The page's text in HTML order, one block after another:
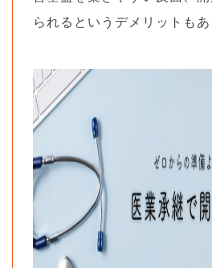
られるというデメリットもあ